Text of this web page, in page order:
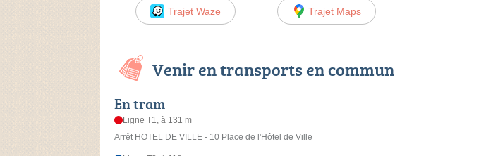
Trajet Waze Trajet Maps
Venir en transports en commun
En tram
Ligne T1, à 131 m
Arrêt HOTEL DE VILLE - 10 Place de l'Hôtel de Ville